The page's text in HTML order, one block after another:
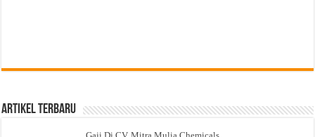
Artikel Terbaru
Gaji Di CV. Mitra Mulia Chemicals